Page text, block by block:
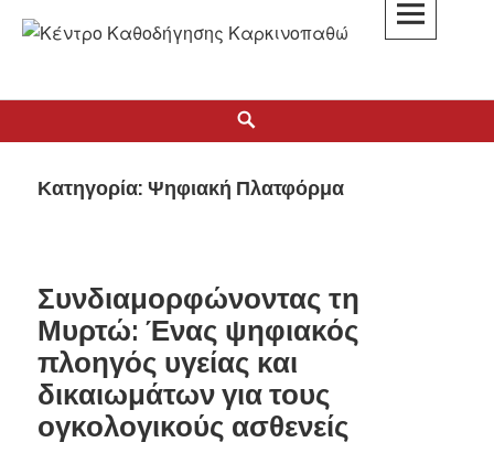
Κατηγορία:Ψηφιακή Πλατφόρμα
Συνδιαμορφώνοντας τη
Μυρτώ: Ένας ψηφιακός
πλοηγός υγείας και
δικαιωμάτων για τους
ογκολογικούς ασθενείς